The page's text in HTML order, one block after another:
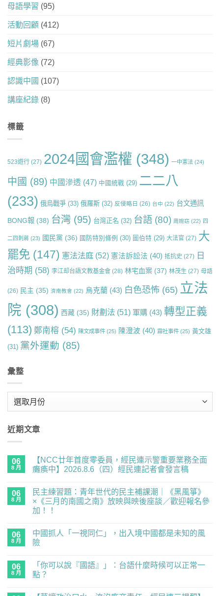
母語學習 (95)
活動回顧 (412)
短片劇場 (67)
經典影像 (72)
認識中國 (107)
講座紀錄 (8)
標籤
523遊行 (27) 2024國會濫權 (348) 一中憲法 (24)
中國 (89) 中國滲透 (47) 中國統戰 (29) 二二八
(233) 俄烏戰爭 (33) 俄羅斯 (32) 反侵略日 (26) 台中 (22) 台文通訊
BONG報 (38) 台灣 (95) 台灣正名 (32) 台語 (80) 周婉窈 (22) 四
二四刺蔣 (23) 國民黨 (36) 國防特別條例 (30) 圖伯特 (29) 大法官 (27) 大
罷免 (147) 憲法法庭 (52) 憲法訴訟法 (40) 抵抗史 (27) 日
治時期 (58) 李江却台語文教基金會 (28) 林宅血案 (37) 林茂生 (27) 母語
(26) 民主 (35) 濟南教會 (22) 烏克蘭 (43) 白色恐怖 (65) 立法
院 (308) 西藏 (35) 財劃法 (51) 軍購 (43) 轉型正義
(113) 鄭南榕 (54) 陳文成事件 (25) 陳澄波 (40) 霧社事件 (25) 黃文雄
(31) 黨外運動 (85)
彙整
近期文章
06
8 月
【NCC廿年首度零委員，經民連示警重要業務全面
癱瘓中】2026.8.6（四）經民連記者會發言稿
廿
首
度
員，
經
民
要
留
言
06
8 月
民主練習題：青年世代的民主補課潮｜《黑風箏》
×《三月的南國之南》放映與映後座談／歡迎報名參
加！！
主
練
習
世
代
留
言
06
8 月
中國抓人「一視同仁」，出入境中國都是未知的風
險
抓
人
言
06
8 月
「你可以說『國語』」：台語什麼時候可以正常一
點？